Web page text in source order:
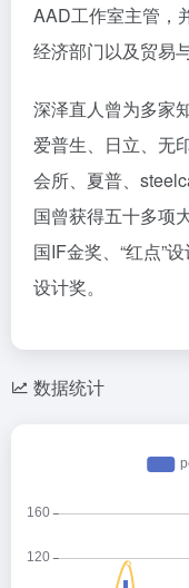
AAD工作室主管，
经济部门以及贸易
深泽直人曾为多家
爱普生、日立、无
会所、夏普、
国曾获得五十多项
国IF金奖、“红点”
设计奖。
数据统计